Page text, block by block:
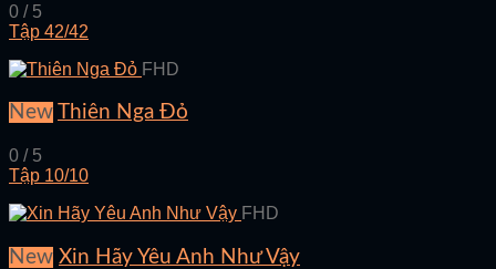
0 / 5
Tập 42/42
FHD
New Thiên Nga Đỏ
0 / 5
Tập 10/10
FHD
New Xin Hãy Yêu Anh Như Vậy